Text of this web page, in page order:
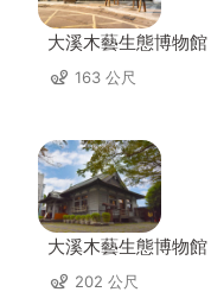
大溪木藝生態博物
163 公尺
大溪木藝生態博物
202 公尺